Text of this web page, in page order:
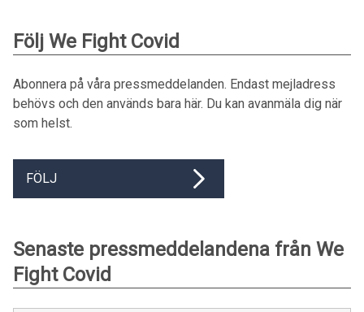
Följ We Fight Covid
Abonnera på våra pressmeddelanden. Endast mejladress
behövs och den används bara här. Du kan avanmäla dig när
som helst.
FÖLJ
Senaste pressmeddelandena från We
Fight Covid